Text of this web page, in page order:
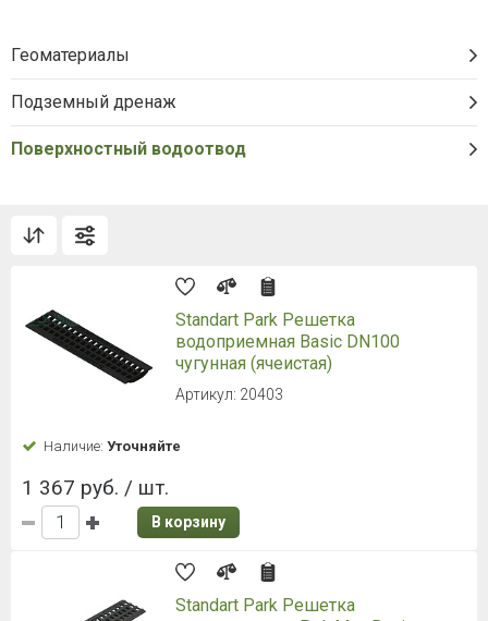
Геоматериалы
Подземный дренаж
Поверхностный водоотвод
Standart Park Решетка
водоприемная Basic DN100
чугунная (ячеиcтая)
Артикул: 20403
Наличие: Уточняйте
1 367 руб. / шт.
В корзину
Standart Park Решетка